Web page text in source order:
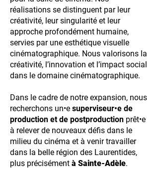
réalisations se distinguent par leur
créativité, leur singularité et leur
approche profondément humaine,
servies par une esthétique visuelle
cinématographique. Nous valorisons la
créativité, l’innovation et l’impact social
dans le domaine cinématographique.
Dans le cadre de notre expansion, nous
recherchons un•e superviseur•e de
production et de postproduction prêt•e
à relever de nouveaux défis dans le
milieu du cinéma et à venir travailler
dans la belle région des Laurentides,
plus précisément à Sainte-Adèle.